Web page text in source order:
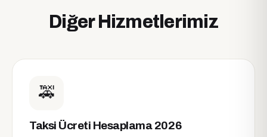
Diğer Hizmetlerimiz
🚕
Taksi Ücreti Hesaplama 2026